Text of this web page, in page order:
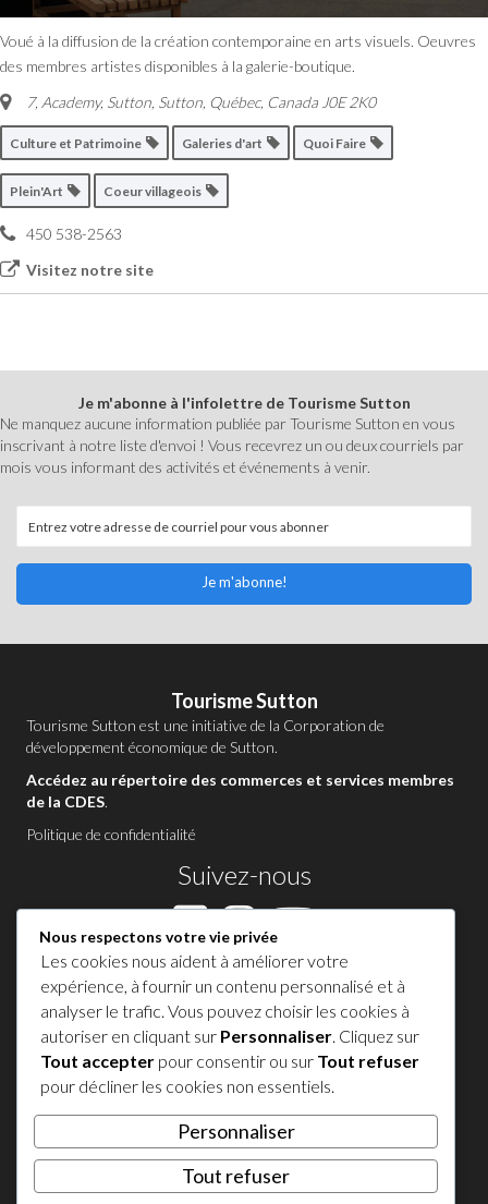
Voué à la diffusion de la création contemporaine en arts visuels. Oeuvres
des membres artistes disponibles à la galerie-boutique.
7, Academy, Sutton Sutton, Québec, Canada J0E 2K0
Culture et Patrimoine Galeries d'art Quoi Faire
Plein'Art Coeur villageois
450 538-2563
Visitez notre site
Je m'abonne à l'infolettre de Tourisme Sutton
Ne manquez aucune information publiée par Tourisme Sutton en vous
inscrivant à notre liste d'envoi ! Vous recevrez un ou deux courriels par
mois vous informant des activités et événements à venir.
Je m'abonne!
Tourisme Sutton
Tourisme Sutton est une initiative de la Corporation de
développement économique de Sutton.
Accédez au répertoire des commerces et services membres
de la CDES.
Politique de confidentialité
Suivez-nous
Contactez-nous à Sutton
1 450 538-8455
Partagez votre expérience !
𝕏
Nous respectons votre vie privée
Les cookies nous aident à améliorer votre
expérience, à fournir un contenu personnalisé et à
analyser le trafic. Vous pouvez choisir les cookies à
autoriser en cliquant sur Personnaliser. Cliquez sur
Tout accepter pour consentir ou sur Tout refuser
pour décliner les cookies non essentiels.
Personnaliser
Tout refuser